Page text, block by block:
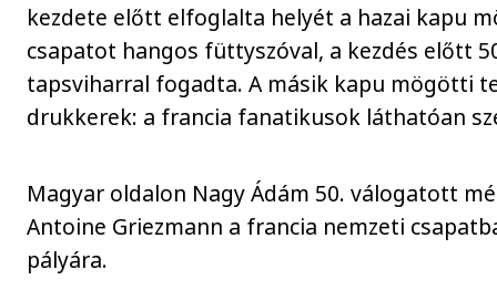
kezdete előtt elfoglalta helyét a hazai kapu
csapatot hangos füttyszóval, a kezdés előtt
tapsviharral fogadta. A másik kapu mögötti
drukkerek: a francia fanatikusok láthatóan
Magyar oldalon Nagy Ádám 50. válogatott
Antoine Griezmann a francia nemzeti
pályára.